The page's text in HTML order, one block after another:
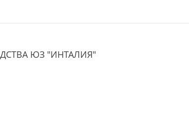
ЮЗ "ИНТАЛИЯ"